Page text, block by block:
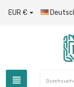
EUR €
view_headline